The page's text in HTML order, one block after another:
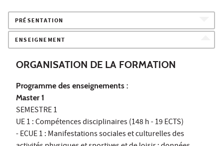
PRÉSENTATION
ENSEIGNEMENT
ORGANISATION DE LA FORMATION
Programme des enseignements :
Master 1
SEMESTRE 1
UE 1 : Compétences disciplinaires (148 h - 19 ECTS)
- ECUE 1 : Manifestations sociales et culturelles des